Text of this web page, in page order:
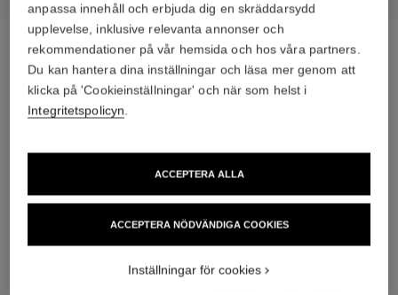
den specifika rutinen
04
anpassa innehåll och erbjuda dig en skräddarsydd
upplevelse, inklusive relevanta annonser och
rekommendationer på vår hemsida och hos våra partners.
Du kan hantera dina inställningar och läsa mer genom att
klicka på 'Cookieinställningar' och när som helst i
Integritetspolicyn
ACCEPTERA NÖDVÄNDIGA COOKIES
ACCEPTERA ALLA
Inställningar för cookies